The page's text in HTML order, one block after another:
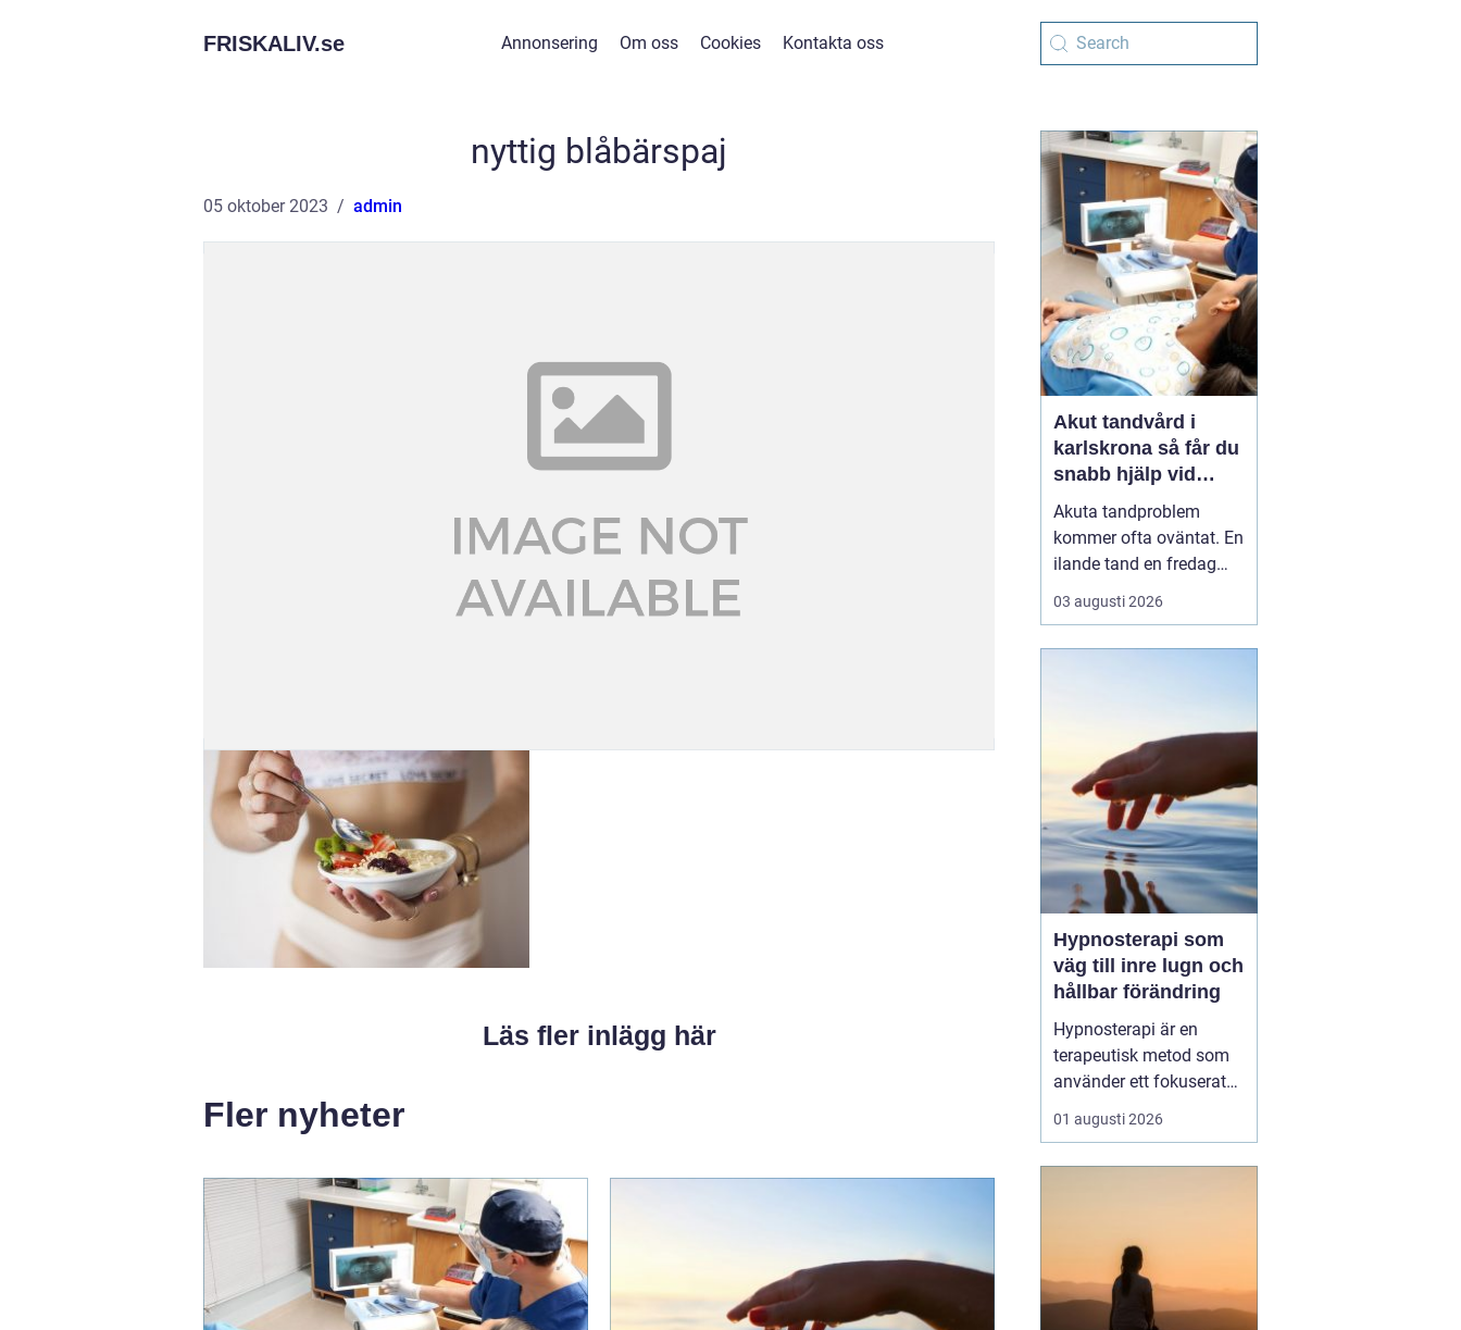
FRISKALIV.se Annonsering Om oss Cookies Kontakta oss
nyttig blåbärspaj
05 oktober 2023 admin
Läs fler inlägg här
Fler nyheter
Akut tandvård i
karlskrona så får du
snabb hjälp vid
tandvärk och skador
Akuta tandproblem
kommer ofta oväntat. En
ilande tand en fredag
kväll, en svullnad som
blir värre över natten
vända dig för snabb och
trygg akut tandvård i
Karlskr...
03 augusti 2026
Hypnosterapi som
väg till inre lugn och
hållbar förändring
Hypnosterapi är en
terapeutisk metod som
använder ett fokuserat
och avslappnat
sinnestillstånd för att
kan personen få tillgå...
01 augusti 2026